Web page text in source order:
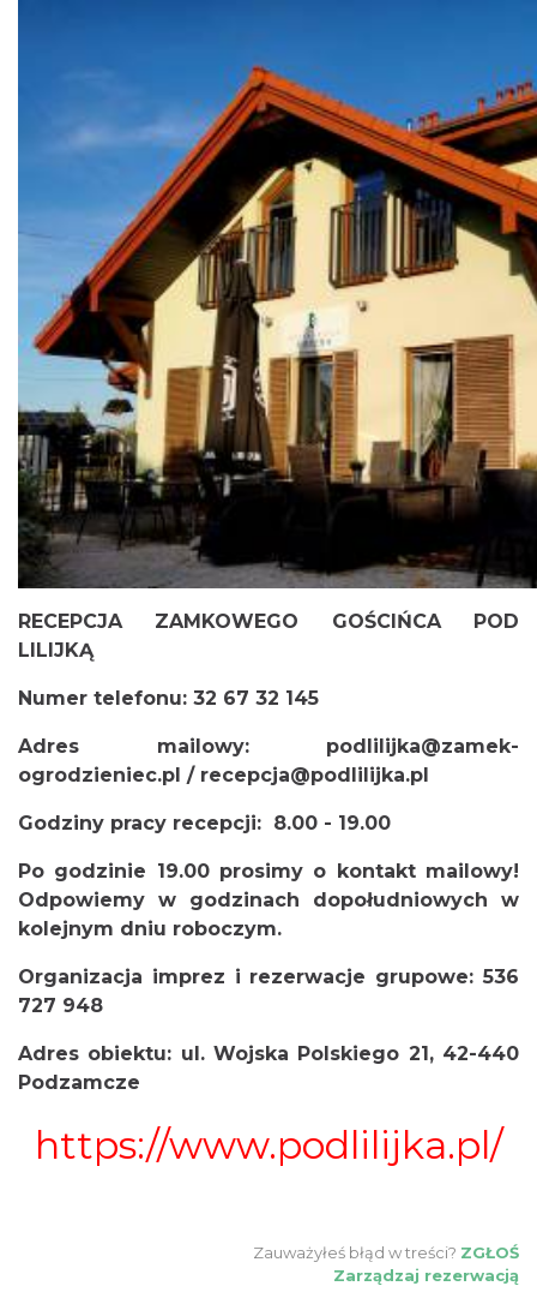
RECEPCJA ZAMKOWEGO GOŚCIŃCA POD
LILIJKĄ
Numer telefonu: 32 67 32 145
Adres mailowy: podlilijka@zamek-
ogrodzieniec.p l / recepcja@podlilijka.pl
Godziny pracy recepcji: 8.00 - 19.00
Po godzinie 19.00 prosimy o kontakt mailowy!
Odpowiemy w godzinach dopołudniowych w
kolejnym dniu roboczym.
Organizacja imprez i rezerwacje grupowe: 536
727 948
Adres obiektu: ul. Wojska Polskiego 21, 42-440
Podzamcze
https://www.podlilijka.pl/
Zauważyłeś błąd w treści? ZGŁOŚ
Zarządzaj rezerwacją